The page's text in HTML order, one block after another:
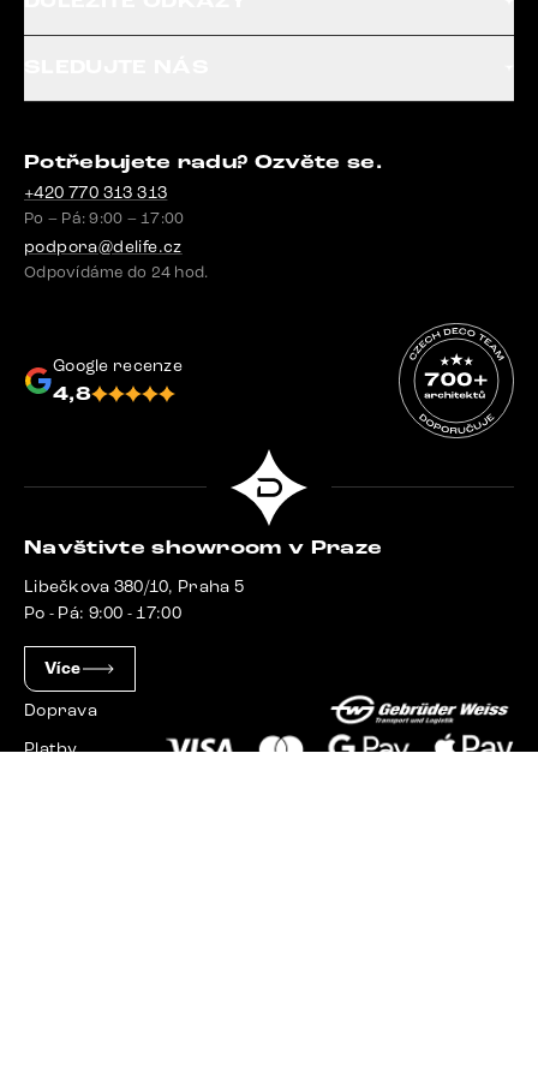
Potřebujete radu? Ozvěte se.
+420 770 313 313
Po – Pá: 9:00 – 17:00
podpora@delife.cz
Odpovídáme do 24 hod.
Google recenze
4,8
Navštivte showroom v Praze
Libečkova 380/10, Praha 5
Po - Pá: 9:00 - 17:00
Více
Doprava
Platby